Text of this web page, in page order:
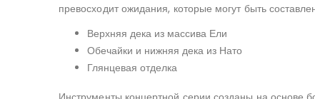
превосходит ожидания, которые могут быть
Верхняя дека из массива Ели
Обечайки и нижняя дека из Нато
Глянцевая отделка